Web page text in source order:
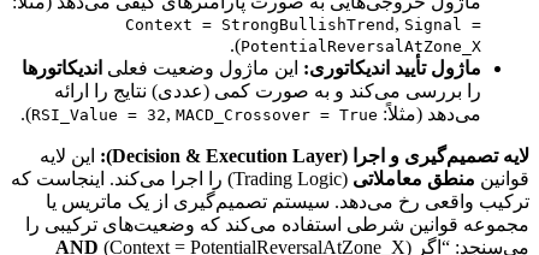
Context = StrongBullishTrend , Signal =
PotentialReversalAtZone_X
).
ماژول تأیید اندیکاتوری: این ماژول وضعیت فعلی اندیکاتورها
را بررسی می‌کند و به صورت کمی (عددی) نتایج را ارائه
می‌دهد (مثلاً:
RSI_Value = 32, MACD_Crossover = True
).
لایه تصمیم‌گیری و اجرا (Decision & Execution Layer):
این لایه
قوانین منطق معاملاتی
(Trading Logic) را اجرا می‌کند. اینجاست که
ترکیب واقعی رخ می‌دهد. سیستم تصمیم‌گیری از یک ماتریس یا
مجموعه قوانین شرطی استفاده می‌کند که وضعیت‌های ترکیبی را
می‌سنجد: “اگر (Context = PotentialReversalAtZone_X)
AND